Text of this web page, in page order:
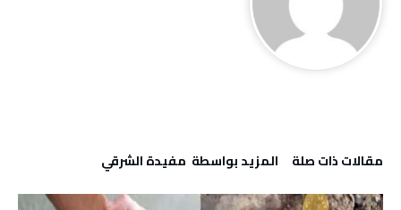
‫مقالات ذات صلة‬ ‫‫المزيد بواسطة‬ ‬ مفيدة الشرقي